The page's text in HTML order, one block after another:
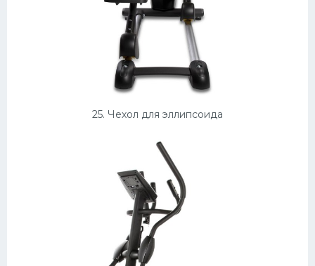
25. Чехол для эллипсоида